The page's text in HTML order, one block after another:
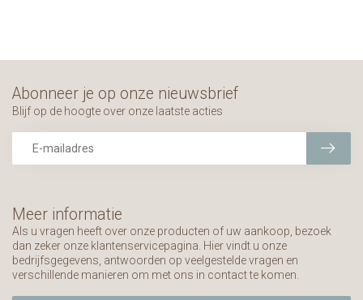
Meer informatie
Als u vragen heeft over onze producten of uw aankoop, bezoek
dan zeker onze klantenservicepagina. Hier vindt u onze
bedrijfsgegevens, antwoorden op veelgestelde vragen en
verschillende manieren om met ons in contact te komen.
Abonneer je op onze nieuwsbrief
Blijf op de hoogte over onze laatste acties